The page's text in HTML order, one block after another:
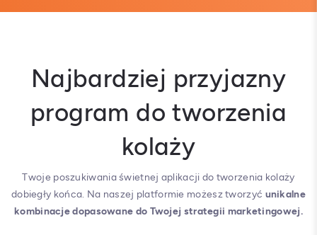
Najbardziej przyjazny
program do tworzenia
kolaży
Twoje poszukiwania świetnej aplikacji do tworzenia kolaży
dobiegły końca. Na naszej platformie możesz tworzyć unikalne
kombinacje dopasowane do Twojej strategii marketingowej.